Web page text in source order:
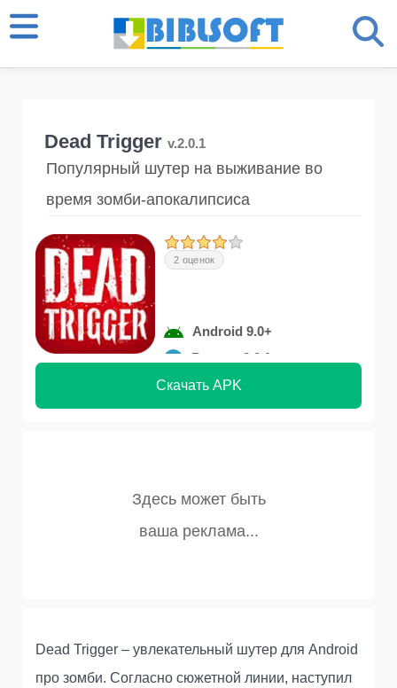
Dead Trigger v.2.0.1
Популярный шутер на выживание во
время зомби-апокалипсиса
2 оценок
Android 9.0+
Версия 2.0.1
Скачать APK
Dead Trigger – увлекательный шутер для Android
про зомби. Согласно сюжетной линии, наступил